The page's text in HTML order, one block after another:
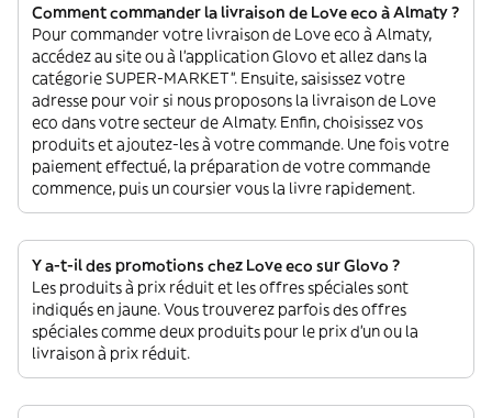
Comment commander la livraison de Love eco à Almaty ?
Pour commander votre livraison de Love eco à Almaty,
accédez au site ou à l'application Glovo et allez dans la
catégorie SUPER-MARKET”. Ensuite, saisissez votre
adresse pour voir si nous proposons la livraison de Love
eco dans votre secteur de Almaty. Enfin, choisissez vos
produits et ajoutez-les à votre commande. Une fois votre
paiement effectué, la préparation de votre commande
commence, puis un coursier vous la livre rapidement.
Y a-t-il des promotions chez Love eco sur Glovo ?
Les produits à prix réduit et les offres spéciales sont
indiqués en jaune. Vous trouverez parfois des offres
spéciales comme deux produits pour le prix d'un ou la
livraison à prix réduit.